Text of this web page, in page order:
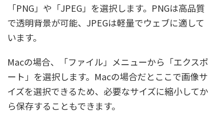
「PNG」や「JPEG」を選択します。PNGは高品質
で透明背景が可能、JPEGは軽量でウェブに適して
います。
Macの場合、「ファイル」メニューから「エクスポ
ート」を選択します。Macの場合だとここで画像サ
イズを選択できるため、必要なサイズに縮小してか
ら保存することもできます。